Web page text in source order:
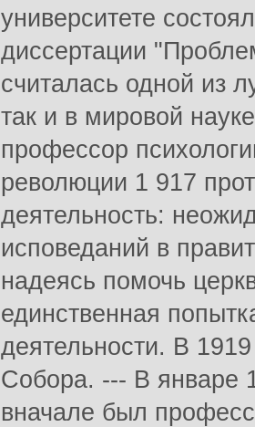
университете
диссертации
считалась одной из
так и в мировой
профессор
революции 1 917
деятельность:
исповеданий в
надеясь помочь
единственная
деятельности. В
Собора. --- В январе
вначале был